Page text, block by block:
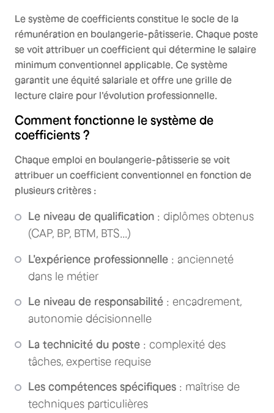
Le système de coefficients constitue le socle de la
rémunération en boulangerie-pâtisserie. Chaque poste
se voit attribuer un coefficient qui détermine le salaire
minimum conventionnel applicable. Ce système
garantit une équité salariale et offre une grille de
lecture claire pour l'évolution professionnelle.
Comment fonctionne le système de
coefficients ?
Chaque emploi en boulangerie-pâtisserie se voit
attribuer un coefficient conventionnel en fonction de
plusieurs critères :
Le niveau de qualification : diplômes obtenus
(CAP, BP, BTM, BTS...)
L'expérience professionnelle : ancienneté
dans le métier
Le niveau de responsabilité : encadrement,
autonomie décisionnelle
La technicité du poste : complexité des
tâches, expertise requise
Les compétences spécifiques : maîtrise de
techniques particulières